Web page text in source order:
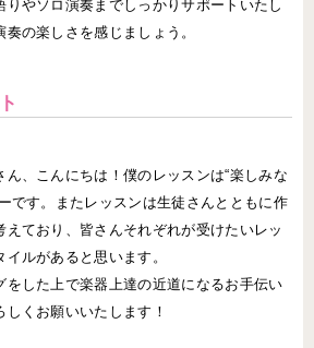
りやソロ演奏までしっかりサポートいたし
の楽しさを感じましょう。
、こんにちは！僕のレッスンは“楽しみな
です。またレッスンは生徒さんとともに作
えており、皆さんそれぞれが受けたいレッ
ルがあると思います。
をした上で楽器上達の近道になるお手伝い
くお願いいたします！